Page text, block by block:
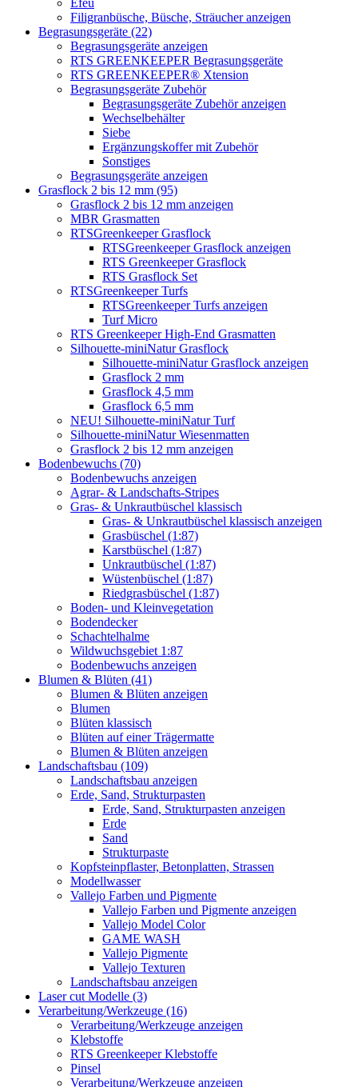
Efeu
Filigranbüsche, Büsche, Sträucher anzeigen
Begrasungsgeräte (22)
Begrasungsgeräte anzeigen
RTS GREENKEEPER Begrasungsgeräte
RTS GREENKEEPER® Xtension
Begrasungsgeräte Zubehör
Begrasungsgeräte Zubehör anzeigen
Wechselbehälter
Siebe
Ergänzungskoffer mit Zubehör
Sonstiges
Begrasungsgeräte anzeigen
Grasflock 2 bis 12 mm (95)
Grasflock 2 bis 12 mm anzeigen
MBR Grasmatten
RTSGreenkeeper Grasflock
RTSGreenkeeper Grasflock anzeigen
RTS Greenkeeper Grasflock
RTS Grasflock Set
RTSGreenkeeper Turfs
RTSGreenkeeper Turfs anzeigen
Turf Micro
RTS Greenkeeper High-End Grasmatten
Silhouette-miniNatur Grasflock
Silhouette-miniNatur Grasflock anzeigen
Grasflock 2 mm
Grasflock 4,5 mm
Grasflock 6,5 mm
NEU! Silhouette-miniNatur Turf
Silhouette-miniNatur Wiesenmatten
Grasflock 2 bis 12 mm anzeigen
Bodenbewuchs (70)
Bodenbewuchs anzeigen
Agrar- & Landschafts-Stripes
Gras- & Unkrautbüschel klassisch
Gras- & Unkrautbüschel klassisch anzeigen
Grasbüschel (1:87)
Karstbüschel (1:87)
Unkrautbüschel (1:87)
Wüstenbüschel (1:87)
Riedgrasbüschel (1:87)
Boden- und Kleinvegetation
Bodendecker
Schachtelhalme
Wildwuchsgebiet 1:87
Bodenbewuchs anzeigen
Blumen & Blüten (41)
Blumen & Blüten anzeigen
Blumen
Blüten klassisch
Blüten auf einer Trägermatte
Blumen & Blüten anzeigen
Landschaftsbau (109)
Landschaftsbau anzeigen
Erde, Sand, Strukturpasten
Erde, Sand, Strukturpasten anzeigen
Erde
Sand
Strukturpaste
Kopfsteinpflaster, Betonplatten, Strassen
Modellwasser
Vallejo Farben und Pigmente
Vallejo Farben und Pigmente anzeigen
Vallejo Model Color
GAME WASH
Vallejo Pigmente
Vallejo Texturen
Landschaftsbau anzeigen
Laser cut Modelle (3)
Verarbeitung/Werkzeuge (16)
Verarbeitung/Werkzeuge anzeigen
Klebstoffe
RTS Greenkeeper Klebstoffe
Pinsel
Verarbeitung/Werkzeuge anzeigen